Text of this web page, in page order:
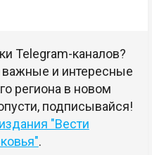
Telegram-каналов?
и интересные
региона в новом
подписывайся!
"Вести
.